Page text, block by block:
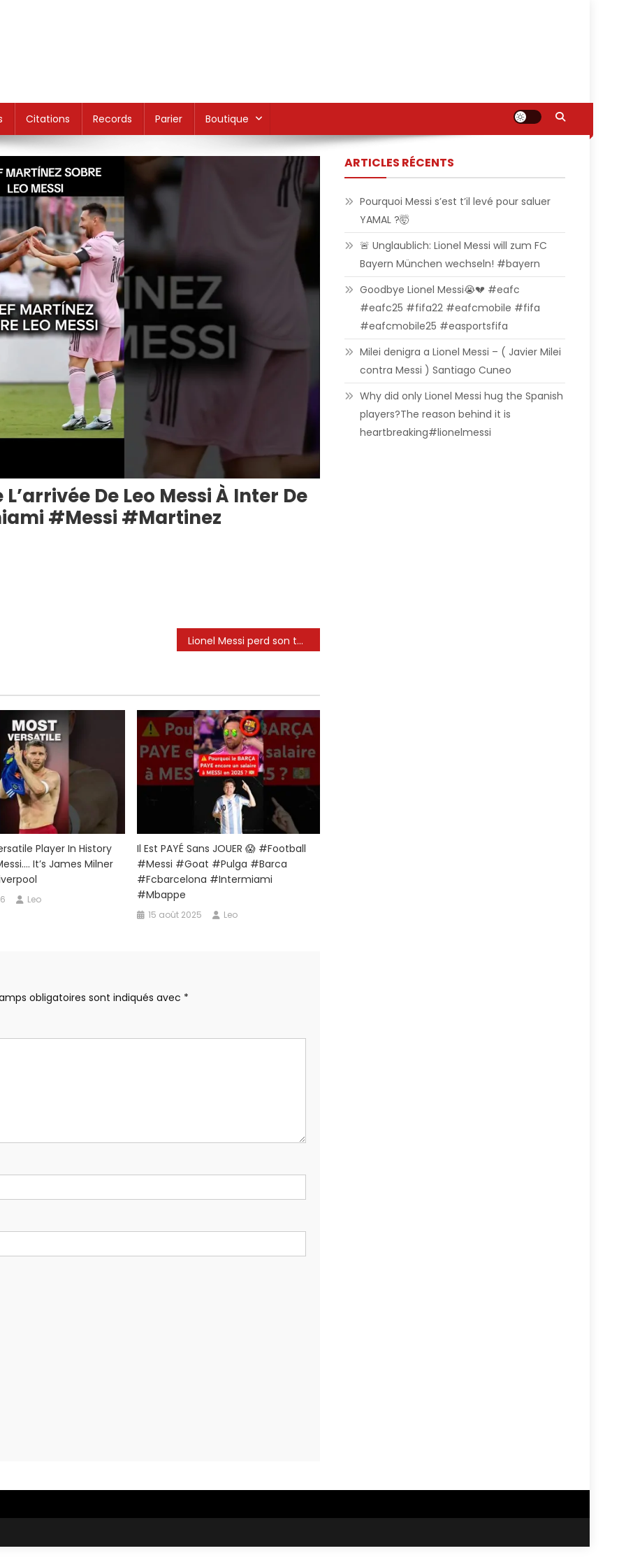
Citations Records Parier Boutique
De Leo Messi À Inter De
#Messi #Martinez
Lionel Messi perd son temps à Inter Miami – et les règles de la liste MLS sont à blâmer | Les Cooligans
Player In History
It’s James Milner
Leo
Il Est PAYÉ Sans JOUER 😱 #football
#messi #goat #pulga #barca
#fcbarcelona #intermiami
#mbappe
15 août 2025 Leo
obligatoires sont indiqués avec *
ARTICLES RÉCENTS
Pourquoi Messi s’est t’il levé pour saluer
YAMAL ?🤯
🚨 Unglaublich: Lionel Messi will zum FC
Bayern München wechseln! #bayern
Goodbye Lionel Messi😭💔 #eafc
#eafc25 #fifa22 #eafcmobile #fifa
#eafcmobile25 #easportsfifa
Milei denigra a Lionel Messi – ( Javier Milei
contra Messi ) Santiago Cuneo
Why did only Lionel Messi hug the Spanish
players?The reason behind it is
heartbreaking#lionelmessi